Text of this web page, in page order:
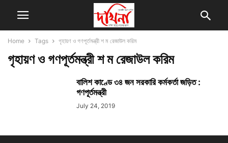
Home Tags গৃহায়ণ ও গণপূর্তমন্ত্রী শ ম রেজাউল করিম
গৃহায়ণ ও গণপূর্তমন্ত্রী শ ম রেজাউল করিম
বালিশ কাণ্ডে ৩৪ জন সরকারি কর্মকর্তা জড়িত :
গণপূর্তমন্ত্রী
July 24, 2019